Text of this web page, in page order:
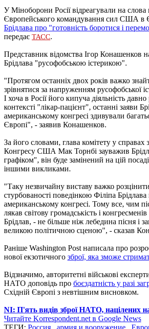
У Міноборони Росії відреагували на слова
Європейського командування сил США в
Брідлава про "готовність боротися і
передає ТАСС.
Представник відомства Ігор Конашенков
Брідлава "русофобською істерикою".
"Протягом останніх двох років важко
зрівнятися за напруженням русофобської
І хоча в Росії його кипуча діяльність давно
контексті "лікар-пацієнт", останні заяви
американському конгресі здивували
Європі", - заявив Конашенков.
За його словами, глава комітету у справах
Конгресу США Мак Торнбі зауважив
графіком", він буде замінений на цій
іншими викликами.
"Таку незвичайну виставу важко
стурбованості поведінкою Філіпа Брідлава
американському конгресі. Тому все, чим
лякав світову громадськість і
Брідлав, - не більше ніж лебедина пісня і
великою політичною сценою", - сказав
Раніше Washington Post написала про
нової екзотичного зброї, яка зможе
Відзначимо, авторитетні військові
НАТО доповідь про боєздатність у разі
Східній Європі з невтішним висновком.
NI: П'ять видів зброї НАТО, націлених
Читайте Korrespondent.net в Google News
ТЕГИ: Россия армия и вооружение